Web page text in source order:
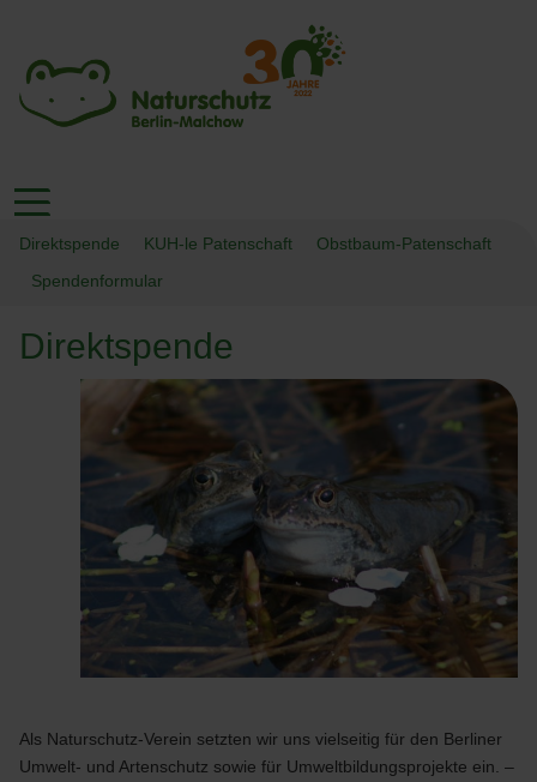
Direktspende KUH-le Patenschaft
Obstbaum-Patenschaft
Spendenformular
Direktspende
Als Naturschutz-Verein setzten wir uns vielseitig für den Berliner
Umwelt- und Artenschutz sowie für Umweltbildungsprojekte ein. –